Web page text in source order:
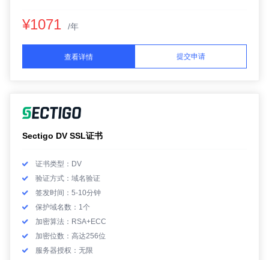
¥1071 /年
查看详情 提交申请
Sectigo DV SSL证书
证书类型：DV
验证方式：域名验证
签发时间：5-10分钟
保护域名数：1个
加密算法：RSA+ECC
加密位数：高达256位
服务器授权：无限